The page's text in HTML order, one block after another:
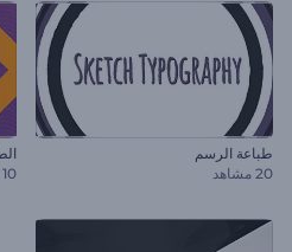
طباعة الرسم
20 مشاهد
10 مشاهد